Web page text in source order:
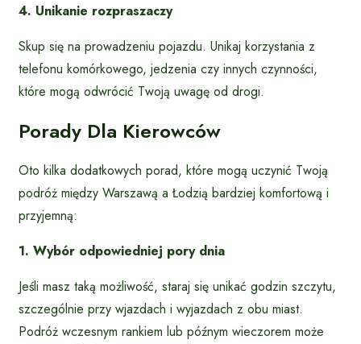
4. Unikanie rozpraszaczy
Skup się na prowadzeniu pojazdu. Unikaj korzystania z
telefonu komórkowego, jedzenia czy innych czynności,
które mogą odwrócić Twoją uwagę od drogi.
Porady Dla Kierowców
Oto kilka dodatkowych porad, które mogą uczynić Twoją
podróż między Warszawą a Łodzią bardziej komfortową i
przyjemną:
1. Wybór odpowiedniej pory dnia
Jeśli masz taką możliwość, staraj się unikać godzin szczytu,
szczególnie przy wjazdach i wyjazdach z obu miast.
Podróż wczesnym rankiem lub późnym wieczorem może